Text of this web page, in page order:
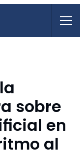
sobre
en
al